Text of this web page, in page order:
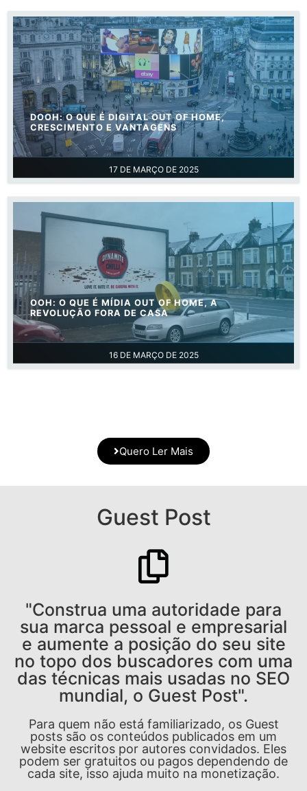
17 DE MARÇO DE 2025
DOOH: O QUE É DIGITAL OUT OF HOME,
CRESCIMENTO E VANTAGENS
16 DE MARÇO DE 2025
OOH: O QUE É MÍDIA OUT OF HOME, A
REVOLUÇÃO FORA DE CASA
Quero Ler Mais
Guest Post
"Construa uma autoridade para
sua marca pessoal e empresarial
e aumente a posição do seu site
no topo dos buscadores com uma
das técnicas mais usadas no SEO
mundial, o Guest Post".
Para quem não está familiarizado, os Guest
posts são os conteúdos publicados em um
website escritos por autores convidados. Eles
podem ser gratuitos ou pagos dependendo de
cada site, isso ajuda muito na monetização.